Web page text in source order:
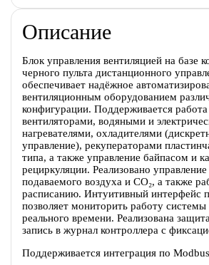
Описание
Блок управления вентиляцией на базе
черного пульта дистанционного
обеспечивает надёжное
вентиляционным оборудованием
конфигурации. Поддерживается
вентиляторами, водяными и
нагревателями, охладителями
управление), рекуператорами
типа, а также управление байпасом и
рециркуляции. Реализовано
подаваемого воздуха и CO₂, а также
расписанию. Интуитивный интерфейс
позволяет мониторить работу
реального времени. Реализована
запись в журнал контроллера с
Поддерживается интеграция по